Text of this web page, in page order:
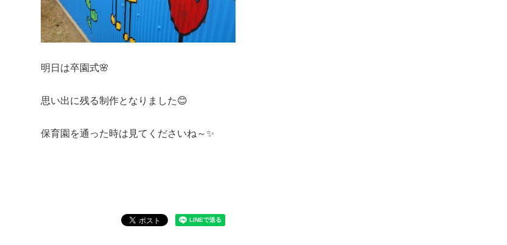
明日は卒園式🌸
思い出に残る制作となりました😊
保育園を通った時は見てくださいね～✨